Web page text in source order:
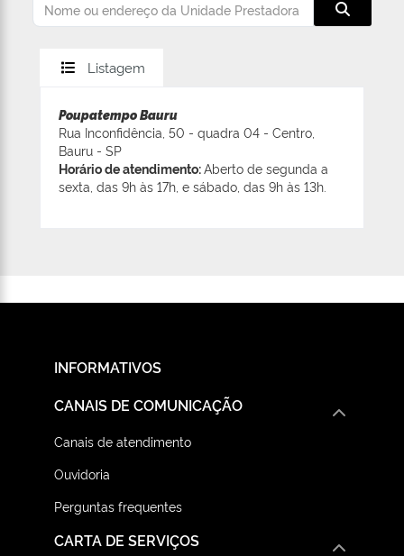
Listagem
Poupatempo Bauru
Rua Inconfidência, 50 - quadra 04 - Centro,
Bauru - SP
Horário de atendimento:Aberto de segunda a
sexta, das 9h às 17h, e sábado, das 9h às 13h.
INFORMATIVOS
CANAIS DE COMUNICAÇÃO
Canais de atendimento
Ouvidoria
Perguntas frequentes
CARTA DE SERVIÇOS